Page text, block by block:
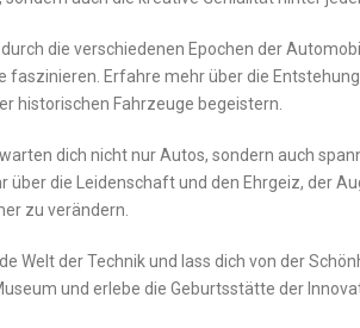
die⁣ verschiedenen ‌Epochen⁣ der
faszinieren. Erfahre mehr über die
historischen ‌Fahrzeuge begeistern.
dich ‌nicht nur Autos, sondern auch​
über ‍die⁤ Leidenschaft und den‌ Ehrgeiz, der⁣
zu verändern.
Welt der Technik‌ und lass dich von der
und erlebe die Geburtsstätte der